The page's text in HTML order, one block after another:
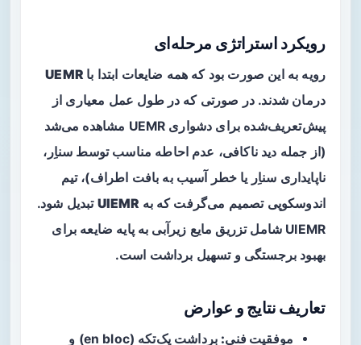
رویکرد استراتژی مرحله‌ای
رویه به این صورت بود که همه ضایعات ابتدا باUEMR
درمان شدند. در صورتی که در طول عمل معیاری از
پیش‌تعریف‌شده برای دشواری UEMR مشاهده می‌شد
(از جمله دید ناکافی، عدم احاطه مناسب توسط سناِر،
ناپایداری سناِر یا خطر آسیب به بافت اطراف)، تیم
اندوسکوپی تصمیم می‌گرفت که به UIEMR تبدیل شود.
UIEMR شامل تزریق مایع زیرآبی به پایه ضایعه برای
بهبود برجستگی و تسهیل برداشت است.
تعاریف نتایج و عوارض
موفقیت فنی: برداشت یک‌تکه (en bloc) و